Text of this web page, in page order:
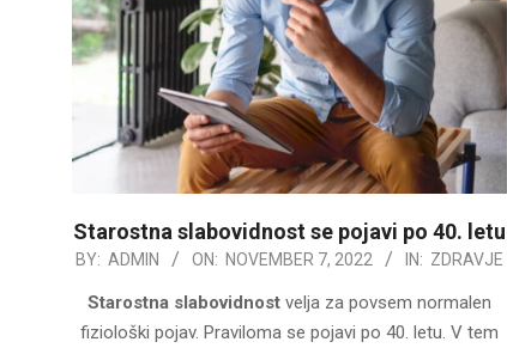
Starostna slabovidnost se pojavi po 40. letu
2022-
BY: ADMIN ON: NOVEMBER 7, 2022 IN: ZDRAVJE
Starostna slabovidnost velja za povsem normalen
fiziološki pojav. Praviloma se pojavi po 40. letu. V tem